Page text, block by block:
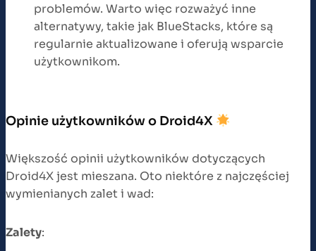
problemów. Warto więc rozważyć inne
alternatywy, takie jak BlueStacks, które są
regularnie aktualizowane i oferują wsparcie
użytkownikom.
Opinie użytkowników o Droid4X
Większość opinii użytkowników dotyczących
Droid4X jest mieszana. Oto niektóre z najczęściej
wymienianych zalet i wad:
Zalety: